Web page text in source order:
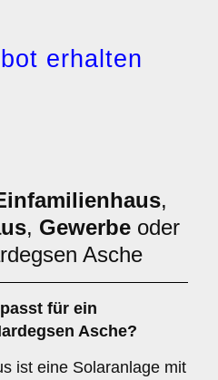
erhalten
,
, Gewerbe oder
Asche
für ein
Asche?
ist eine Solaranlage mit